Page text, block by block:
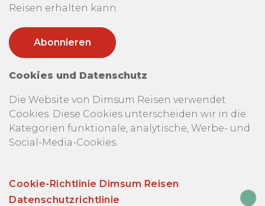
Reisen erhalten kann.
Cookies und Datenschutz
Die Website von Dimsum Reisen verwendet
Cookies. Diese Cookies unterscheiden wir in die
Kategorien funktionale, analytische, Werbe- und
Social-Media-Cookies.
Cookie-Richtlinie Dimsum Reisen
Datenschutzrichtlinie